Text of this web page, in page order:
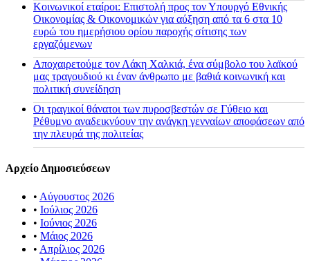
Κοινωνικοί εταίροι: Επιστολή προς τον Υπουργό Εθνικής
Οικονομίας & Οικονομικών για αύξηση από τα 6 στα 10
ευρώ του ημερήσιου ορίου παροχής σίτισης των
εργαζόμενων
Αποχαιρετούμε τον Λάκη Χαλκιά, ένα σύμβολο του λαϊκού
μας τραγουδιού κι έναν άνθρωπο με βαθιά κοινωνική και
πολιτική συνείδηση
Οι τραγικοί θάνατοι των πυροσβεστών σε Γύθειο και
Ρέθυμνο αναδεικνύουν την ανάγκη γενναίων αποφάσεων από
την πλευρά της πολιτείας
Αρχείο Δημοσιεύσεων
• Αύγουστος 2026
• Ιούλιος 2026
• Ιούνιος 2026
• Μάιος 2026
• Απρίλιος 2026